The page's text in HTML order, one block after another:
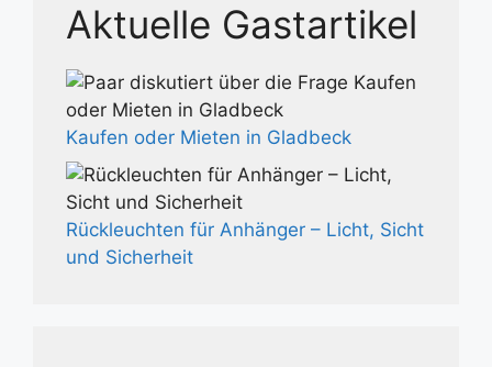
Aktuelle Gastartikel
Kaufen oder Mieten in Gladbeck
Rückleuchten für Anhänger – Licht, Sicht
und Sicherheit